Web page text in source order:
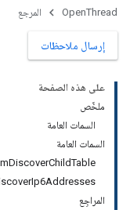
OpenThread المرجع
إرسال ملاحظات
على هذه الصفحة
ملخّص
السمات العامة
السمات العامة
mDiscoverChildTable
المراجِع